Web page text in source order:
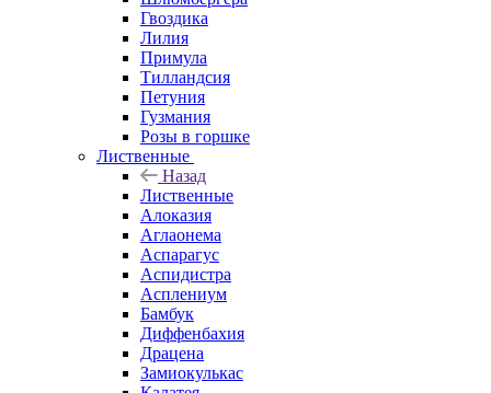
Гвоздика
Лилия
Примула
Тилландсия
Петуния
Гузмания
Розы в горшке
Лиственные
Назад
Лиственные
Алоказия
Аглаонема
Аспарагус
Аспидистра
Асплениум
Бамбук
Диффенбахия
Драцена
Замиокулькас